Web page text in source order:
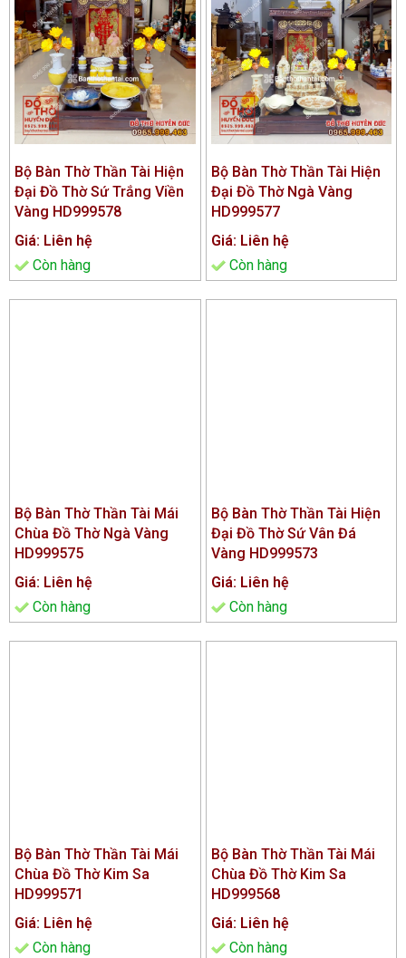
Bộ Bàn Thờ Thần Tài Hiện
Đại Đồ Thờ Sứ Trắng Viền
Vàng HD999578
Giá: Liên hệ
Còn hàng
Bộ Bàn Thờ Thần Tài Hiện
Đại Đồ Thờ Ngà Vàng
HD999577
Giá: Liên hệ
Còn hàng
Bộ Bàn Thờ Thần Tài Mái
Chùa Đồ Thờ Ngà Vàng
HD999575
Giá: Liên hệ
Còn hàng
Bộ Bàn Thờ Thần Tài Hiện
Đại Đồ Thờ Sứ Vân Đá
Vàng HD999573
Giá: Liên hệ
Còn hàng
Bộ Bàn Thờ Thần Tài Mái
Chùa Đồ Thờ Kim Sa
HD999571
Giá: Liên hệ
Còn hàng
Bộ Bàn Thờ Thần Tài Mái
Chùa Đồ Thờ Kim Sa
HD999568
Giá: Liên hệ
Còn hàng